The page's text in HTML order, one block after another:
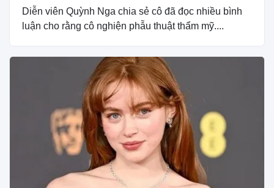
Diễn viên Quỳnh Nga chia sẻ cô đã đọc nhiều bình
luận cho rằng cô nghiện phẫu thuật thẩm mỹ....